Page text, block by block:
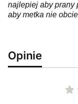
najlepiej aby prany
aby metka nie
Opinie